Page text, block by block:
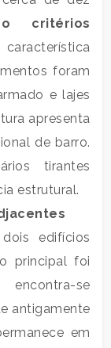
critérios
foram
e lajes
apresenta
de barro.
tirantes
estrutural.
edifícios
principal foi
se
antigamente
em